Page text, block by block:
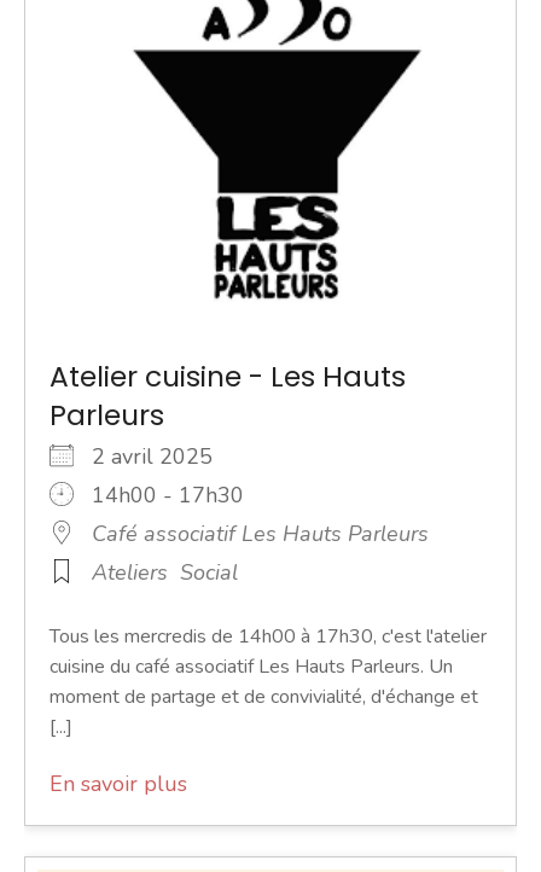
Atelier cuisine - Les Hauts
Parleurs
2 avril 2025
14h00 - 17h30
Café associatif Les Hauts Parleurs
Ateliers Social
Tous les mercredis de 14h00 à 17h30, c'est l'atelier
cuisine du café associatif Les Hauts Parleurs. Un
moment de partage et de convivialité, d'échange et
[...]
En savoir plus